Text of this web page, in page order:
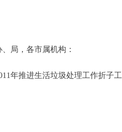
局，各市属机构：
推进生活垃圾处理工作折子